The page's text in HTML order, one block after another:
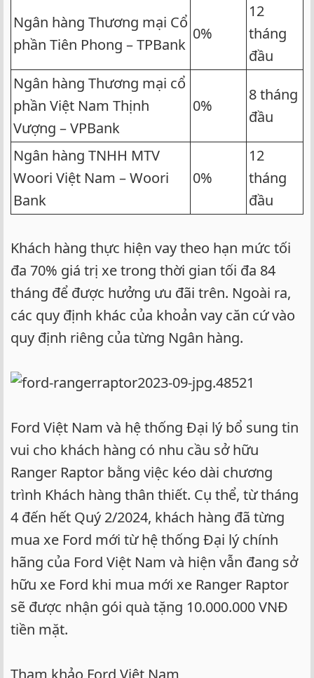
Ngân hàng Thương mại Cổ
phần Tiên Phong – TPBank
0%
12
tháng
đầu
Ngân hàng Thương mại cổ
phần Việt Nam Thịnh
Vượng – VPBank
0%
8 tháng
đầu
Ngân hàng TNHH MTV
Woori Việt Nam – Woori
Bank
0%
12
tháng
đầu
Khách hàng thực hiện vay theo hạn mức tối
đa 70% giá trị xe trong thời gian tối đa 84
tháng để được hưởng ưu đãi trên. Ngoài ra,
các quy định khác của khoản vay căn cứ vào
quy định riêng của từng Ngân hàng.
Ford Việt Nam và hệ thống Đại lý bổ sung tin
vui cho khách hàng có nhu cầu sở hữu
Ranger Raptor bằng việc kéo dài chương
trình Khách hàng thân thiết. Cụ thể, từ tháng
4 đến hết Quý 2/2024, khách hàng đã từng
mua xe Ford mới từ hệ thống Đại lý chính
hãng của Ford Việt Nam và hiện vẫn đang sở
hữu xe Ford khi mua mới xe Ranger Raptor
sẽ được nhận gói quà tặng 10.000.000 VNĐ
tiền mặt.
Tham khảo Ford Việt Nam